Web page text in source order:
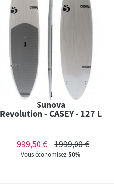
Sunova
Revolution - CASEY - 127 L
999,50 € 1999,00 €
Vous économisez50%